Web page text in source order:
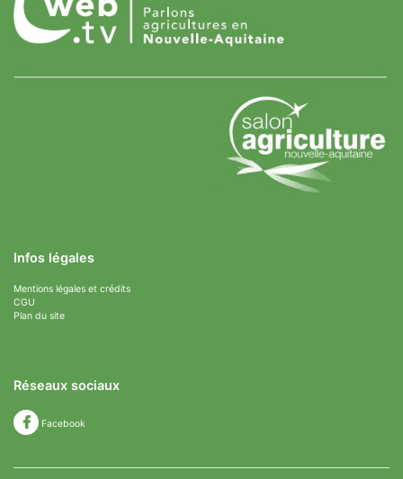
Infos légales
Mentions légales et crédits
CGU
Plan du site
Réseaux sociaux
Facebook